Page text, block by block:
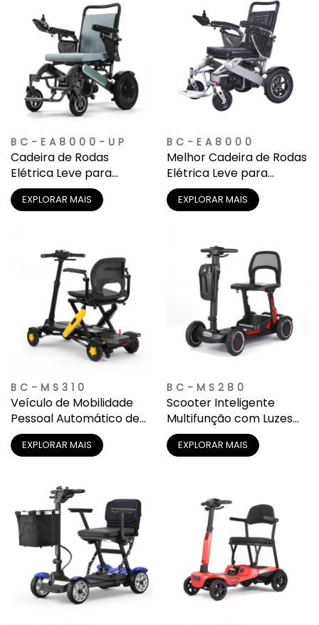
BC-EA8000-UP
Cadeira de Rodas
Elétrica Leve para
Viagem com Bateria de
Lítio Removível
EXPLORAR MAIS
BC-EA8000
Melhor Cadeira de Rodas
Elétrica Leve para
Viagem | Abaixo de 50
lbsEXPLORAR MAIS
BC-MS310
Veículo de Mobilidade
Pessoal Automático de
Dobragem para Todos
os Terrenos para Adultos
EXPLORAR MAIS
BC-MS280
Scooter Inteligente
Multifunção com Luzes
LED e Cesta de
Armazenamento
EXPLORAR MAIS